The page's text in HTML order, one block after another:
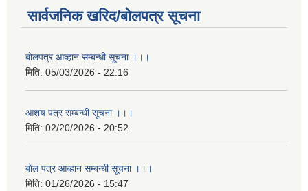
सार्वजनिक खरिद/बोलपत्र सूचना
बोलपत्र आव्हान सम्बन्धी सूचना ।।।
मिति: 05/03/2026 - 22:16
आशय पत्र सम्बन्धी सूचना ।।।
मिति: 02/20/2026 - 20:52
बाेल पत्र आब्हान सम्बन्धी सूचना ।।।
मिति: 01/26/2026 - 15:47